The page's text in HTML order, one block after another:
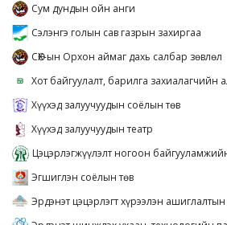
Сум дундын ойн анги
Сэлэнгэ голын сав газрын захиргаа
СӨХ-ын Орхон аймаг дахь салбар зөвлөл
Хот байгуулалт, барилга захиалагчийн
Хүүхэд залуучуудын соёлын төв
Хүүхэд залуучуудын театр
Цэцэрлэгжүүлэлт ногоон
Эгшиглэн соёлын төв
Эрдэнэт цэцэрлэгт хүрээлэн